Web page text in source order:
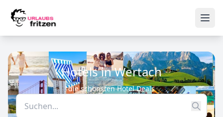
Hotels in Wertach
die schönsten Hotel Deals